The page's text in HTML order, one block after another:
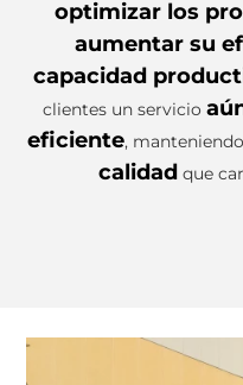
optimizar los
aumentar su
capacidad
clientes un servicio
eficiente, manteniendo
calidad que